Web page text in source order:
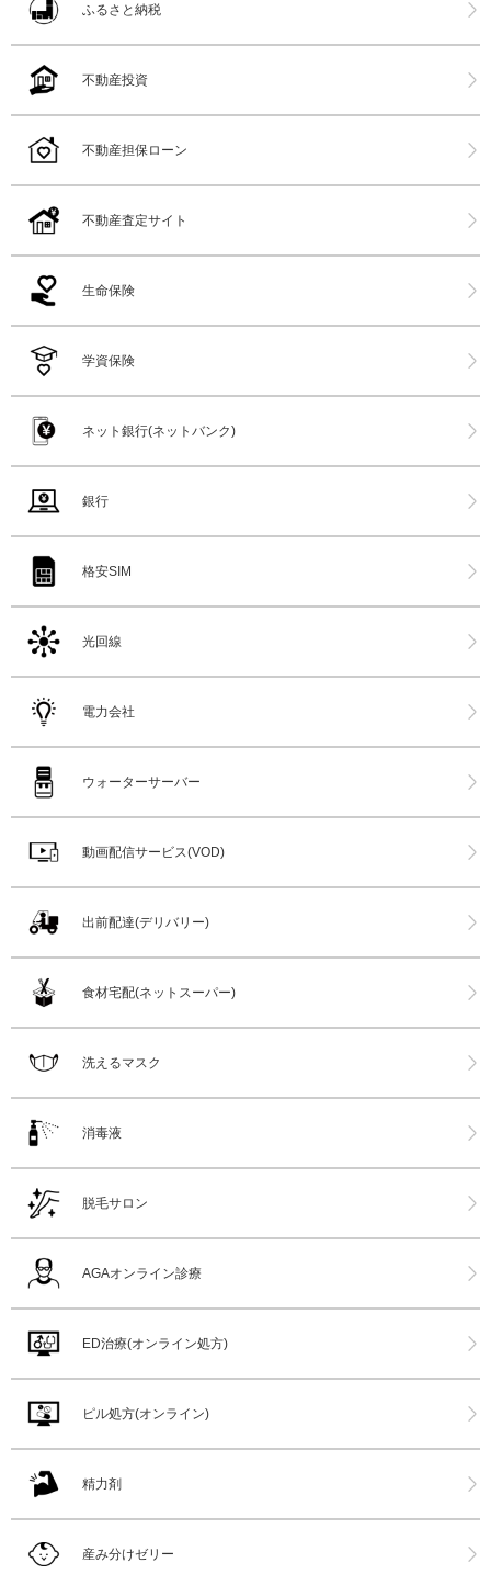
ふるさと納税
不動産投資
不動産担保ローン
不動産査定サイト
生命保険
学資保険
ネット銀行(ネットバンク)
銀行
格安SIM
光回線
電力会社
ウォーターサーバー
動画配信サービス(VOD)
出前配達(デリバリー)
食材宅配(ネットスーパー)
洗えるマスク
消毒液
脱毛サロン
AGAオンライン診療
ED治療(オンライン処方)
ピル処方(オンライン)
精力剤
産み分けゼリー